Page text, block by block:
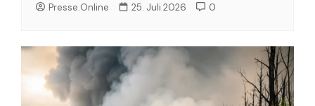
Presse.Online 25. Juli 2026 0